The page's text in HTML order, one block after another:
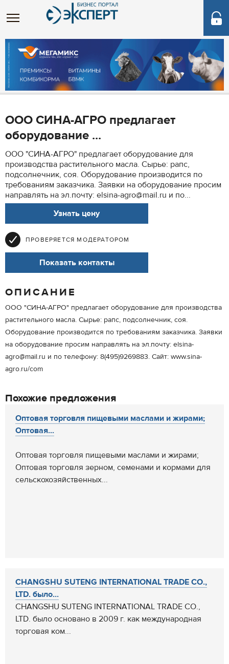
ООО СИНА-АГРО предлагает
оборудование ...
ООО "СИНА-АГРО" предлагает оборудование для
производства растительного масла. Сырье: рапс,
подсолнечник, соя. Оборудование производится по
требованиям заказчика. Заявки на оборудование просим
направлять на эл.почту: elsina-agro@mail.ru и по...
Узнать цену
ПРОВЕРЯЕТСЯ МОДЕРАТОРОМ
Показать контакты
ОПИСАНИЕ
ООО "СИНА-АГРО" предлагает оборудование для производства
растительного масла. Сырье: рапс, подсолнечник, соя.
Оборудование производится по требованиям заказчика. Заявки
на оборудование просим направлять на эл.почту: elsina-
agro@mail.ru и по телефону: 8(495)9269883. Сайт: www.sina-
agro.ru/com
Похожие предложения
Оптовая торговля пищевыми маслами и жирами;
Оптовая...
Оптовая торговля пищевыми маслами и жирами;
Оптовая торговля зерном, семенами и кормами для
сельскохозяйственных...
CHANGSHU SUTENG INTERNATIONAL TRADE CO.,
LTD. было...
CHANGSHU SUTENG INTERNATIONAL TRADE CO.,
LTD. было основано в 2009 г. как международная
торговая ком...